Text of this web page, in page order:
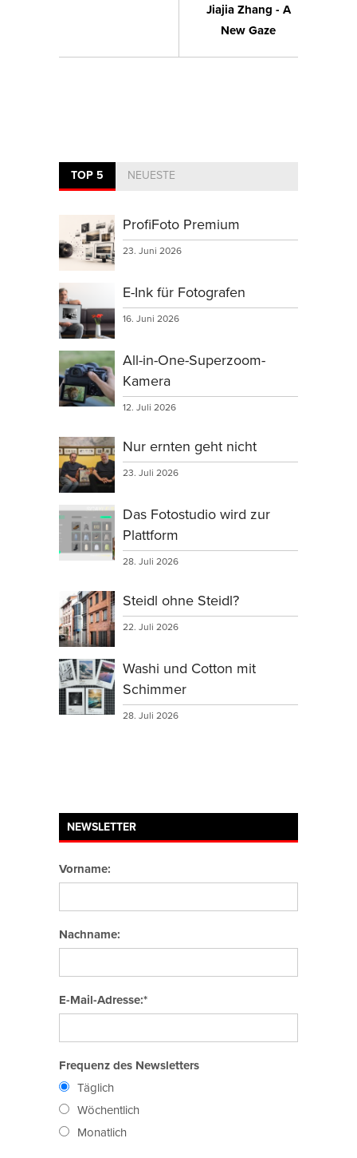
Jiajia Zhang - A
New Gaze
TOP 5 NEUESTE
ProfiFoto Premium
23. Juni 2026
E-Ink für Fotografen
16. Juni 2026
All-in-One-Superzoom-
Kamera
12. Juli 2026
Nur ernten geht nicht
23. Juli 2026
Das Fotostudio wird zur
Plattform
28. Juli 2026
Steidl ohne Steidl?
22. Juli 2026
Washi und Cotton mit
Schimmer
28. Juli 2026
NEWSLETTER
Vorname:
Nachname:
E-Mail-Adresse:*
Frequenz des Newsletters
Täglich
Wöchentlich
Monatlich